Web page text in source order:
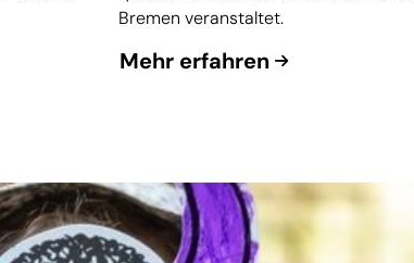
Bremen veranstaltet.
Mehr erfahren